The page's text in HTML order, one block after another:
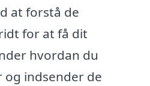
at forstå de
for at få dit
hvordan du
indsender de